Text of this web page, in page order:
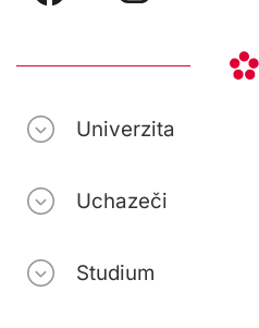
Univerzita
Uchazeči
Studium